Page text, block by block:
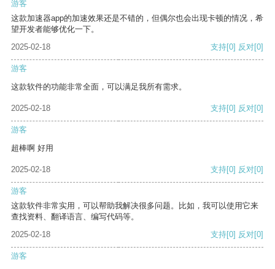
游客
这款加速器app的加速效果还是不错的，但偶尔也会出现卡顿的情况，希
望开发者能够优化一下。
2025-02-18
支持[0] 反对[0]
游客
这款软件的功能非常全面，可以满足我所有需求。
2025-02-18 支持[0] 反对[0]
游客
超棒啊 好用
2025-02-18 支持[0] 反对[0]
游客
这款软件非常实用，可以帮助我解决很多问题。比如，我可以使用它来
查找资料、翻译语言、编写代码等。
2025-02-18
支持[0] 反对[0]
游客